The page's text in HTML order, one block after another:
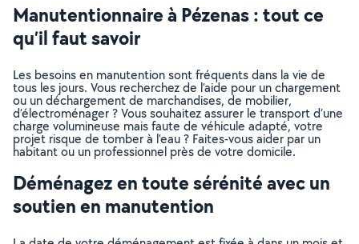
Manutentionnaire à Pézenas : tout ce
qu’il faut savoir
Les besoins en manutention sont fréquents dans la vie de
tous les jours. Vous recherchez de l’aide pour un chargement
ou un déchargement de marchandises, de mobilier,
d’électroménager ? Vous souhaitez assurer le transport d’une
charge volumineuse mais faute de véhicule adapté, votre
projet risque de tomber à l’eau ? Faites-vous aider par un
habitant ou un professionnel près de votre domicile.
Déménagez en toute sérénité avec un
soutien en manutention